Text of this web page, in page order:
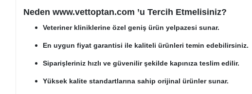
Neden www.vettoptan.com ’u Tercih Etmelisiniz?
Veteriner kliniklerine özel geniş ürün yelpazesi sunar.
En uygun fiyat garantisi ile kaliteli ürünleri temin edebilirsiniz.
Siparişleriniz hızlı ve güvenilir şekilde kapınıza teslim edilir.
Yüksek kalite standartlarına sahip orijinal ürünler sunar.